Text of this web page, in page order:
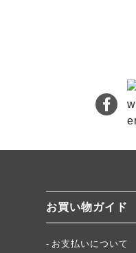
熊本地震義援金について
キムチバイキングはお得
牡蠣ジュルカレー、絶品
絶品チャーシュー、おす
「頂・その先」圧倒的美
お買い物ガイド
お支払いについて